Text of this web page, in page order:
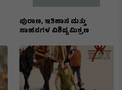
ಪುರಾಣ, ಇತಿಹಾಸ ಮತ್ತು
ಸಾಹಸಗಳ ವಿಶಿಷ್ಟ ಮಿಶ್ರಣ